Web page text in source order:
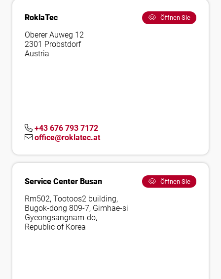
RoklaTec Öffnen Sie
Oberer Auweg 12
2301 Probstdorf
Austria
+43 676 793 7172
office@roklatec.at
Service Center Busan Öffnen Sie
Rm502, Tootoos2 building,
Bugok-dong 809-7, Gimhae-si
Gyeongsangnam-do,
Republic of Korea